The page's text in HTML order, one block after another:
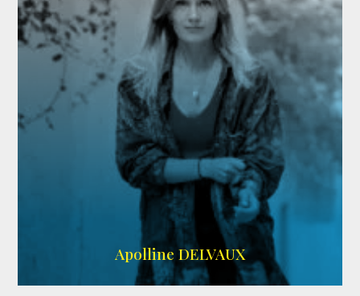
Apolline DELVAUX